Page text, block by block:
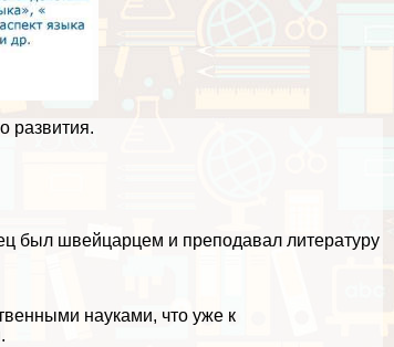
развития.
был швейцарцем и преподавал литературу
науками, что уже к